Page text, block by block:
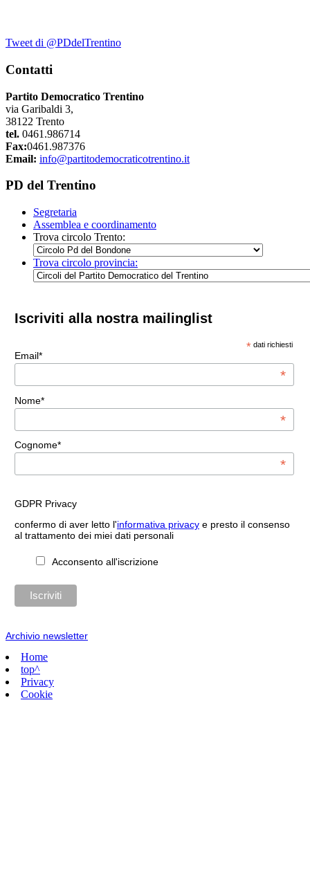
Tweet di @PDdelTrentino
Contatti
Partito Democratico Trentino
via Garibaldi 3,
38122 Trento
tel. 0461.986714
Fax:0461.987376
Email: info@partitodemocraticotrentino.it
PD del Trentino
Segretaria
Assemblea e coordinamento
Trova circolo Trento:
Trova circolo provincia:
Iscriviti alla nostra mailinglist
* dati richiesti
Email*
*
Nome*
*
Cognome*
*
GDPR Privacy
confermo di aver letto l'informativa privacye presto il consenso
al trattamento dei miei dati personali
Acconsento all'iscrizione
Archivio newsletter
Home
top^
Privacy
Cookie